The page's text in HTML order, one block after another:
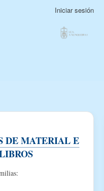
Iniciar sesión
DE MATERIAL E